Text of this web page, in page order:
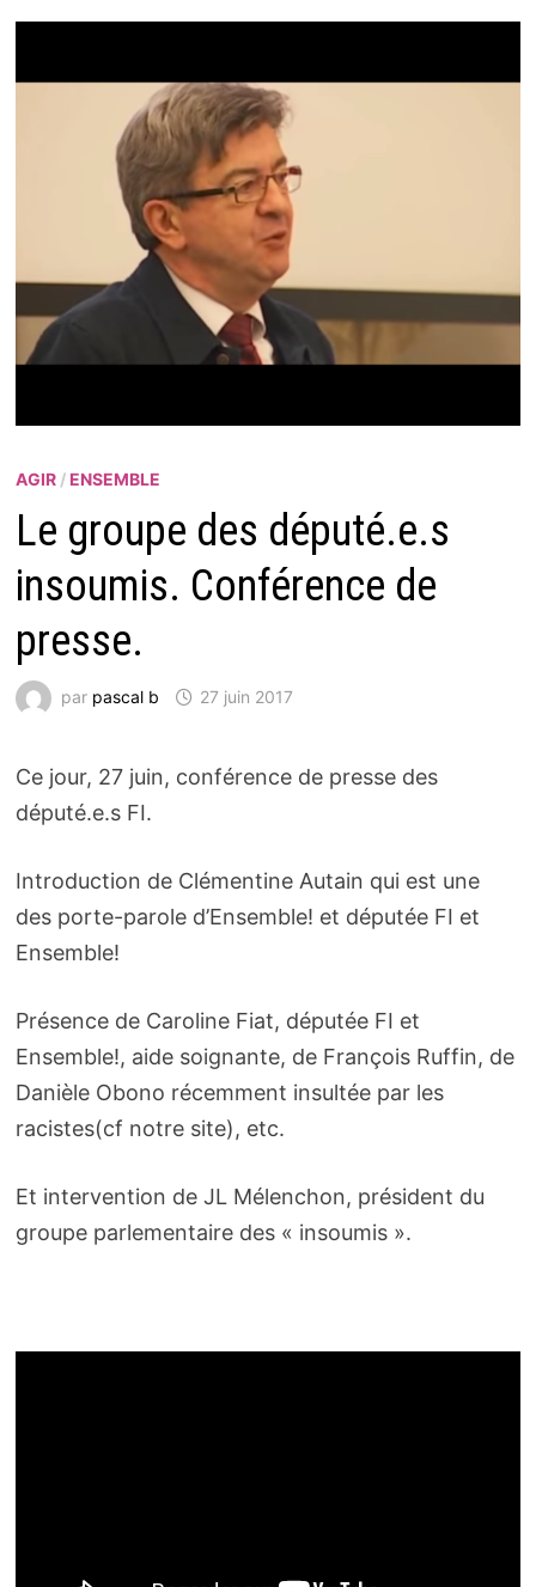
AGIR/ ENSEMBLE
Le groupe des député.e.s
insoumis. Conférence de
presse.
par pascal b 27 juin 2017
Ce jour, 27 juin, conférence de presse des
député.e.s FI.
Introduction de Clémentine Autain qui est une
des porte-parole d’Ensemble! et députée FI et
Ensemble!
Présence de Caroline Fiat, députée FI et
Ensemble!, aide soignante, de François Ruffin, de
Danièle Obono récemment insultée par les
racistes(cf notre site), etc.
Et intervention de JL Mélenchon, président du
groupe parlementaire des « insoumis ».